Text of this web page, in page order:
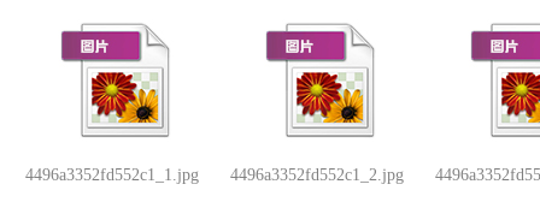
4496a3352fd552c1_1.jpg 4496a3352fd552c1_2.jpg